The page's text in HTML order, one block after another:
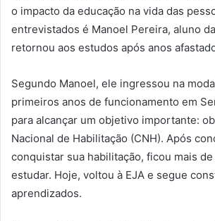
o impacto da educação na vida das
entrevistados é Manoel Pereira, aluno
retornou aos estudos após anos
Segundo Manoel, ele ingressou na
primeiros anos de funcionamento em
para alcançar um objetivo importante:
Nacional de Habilitação (CNH). Após
conquistar sua habilitação, ficou mais de
estudar. Hoje, voltou à EJA e segue
aprendizados.